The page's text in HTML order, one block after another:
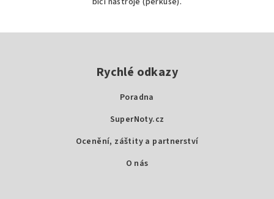
Rychlé odkazy
Poradna
SuperNoty.cz
Ocenění, záštity a partnerství
O nás